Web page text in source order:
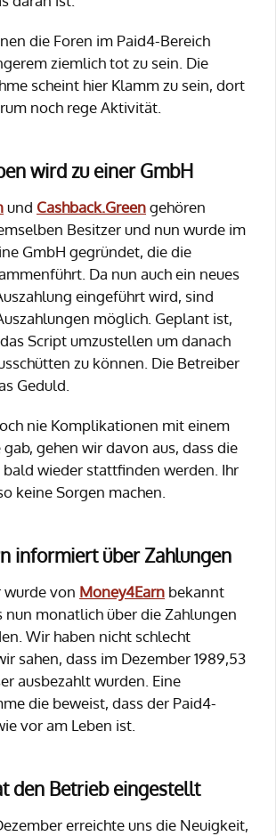
die Foren im Paid4-Bereich
ziemlich tot zu sein. Die
scheint hier Klamm zu sein, dort
noch rege Aktivität.
wird zu einer GmbH
und Cashback.Greengehören
Besitzer und nun wurde im
GmbH gegründet, die die
Da nun auch ein neues
eingeführt wird, sind
möglich. Geplant ist,
Script umzustellen um danach
zu können. Die Betreiber
Geduld.
nie Komplikationen mit einem
gehen wir davon aus, dass die
bald wieder stattfinden werden. Ihr
keine Sorgen machen.
informiert über Zahlungen
wurde von Money4Earn bekannt
nun monatlich über die Zahlungen
Wir haben nicht schlecht
sahen, dass im Dezember 1989,53
ausbezahlt wurden. Eine
die beweist, dass der Paid4-
vor am Leben ist.
den Betrieb eingestellt
erreichte uns die Neuigkeit,